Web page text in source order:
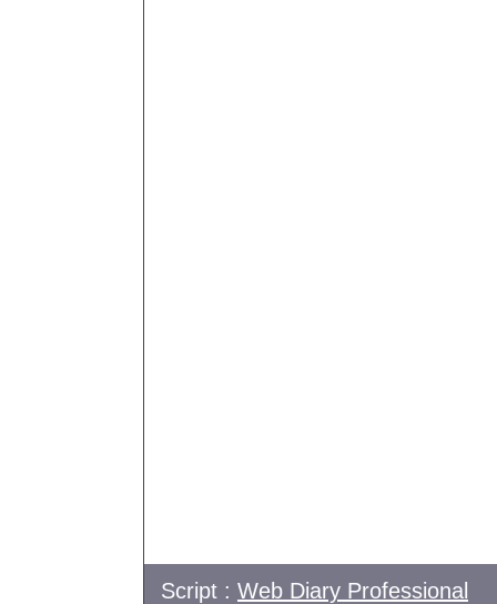
Script : Web Diary Professional